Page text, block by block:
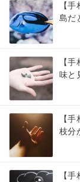
【
島だ
【
味と
【
枝分
【